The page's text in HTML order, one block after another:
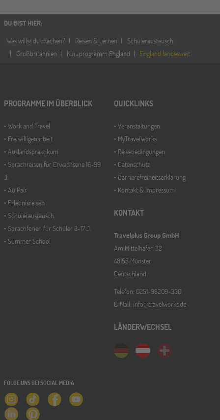
21
DEZ
ONLINE
Nordamerika)
DU BIST HIER:
Was willst du machen?
Reisen & Lernen
Schüleraustausch
Großbritannien
Kurzprogramm England England landesweit
PROGRAMME IM ÜBERBLICK
Work and Travel
Freiwilligenarbeit
Auslandspraktikum
Sprachreisen für Erwachsene 16-99
J.
Au Pair
Erlebnisreisen
Schüleraustausch
Sprachferien für Schüler 8-17 J.
Summer School
QUICKLINKS
Veranstaltungen
MyTravelWorks
Reisebedingungen
Datenschutz
Barrierefreiheitserklärung
Kontakt & Impressum
KONTAKT
Travelplus Group GmbH
Am Mittelhafen 32
48155 Münster
Deutschland
Telefon: 0251-98209-330
E-Mail: info@travelworks.de
LÄNDERWECHSEL
FOLGE UNS BEI SOCIAL MEDIA